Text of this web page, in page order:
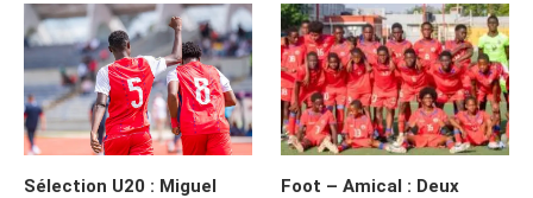
Sélection U20 : Miguel
Foot – Amical : Deux